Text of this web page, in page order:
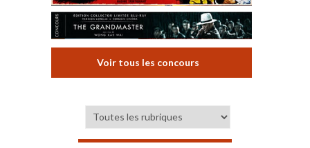
Voir tous les concours